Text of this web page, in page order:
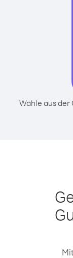
Wähle aus der